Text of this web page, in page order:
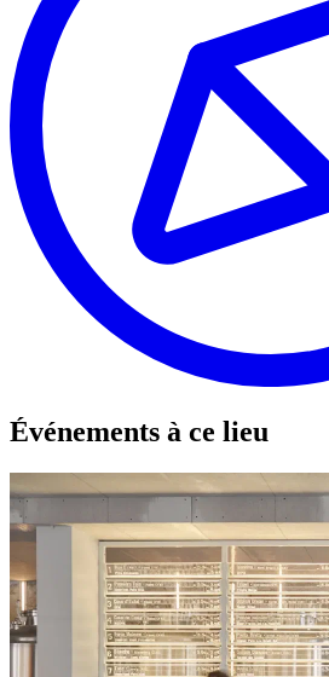
+
Leaflet
Événements à ce lieu